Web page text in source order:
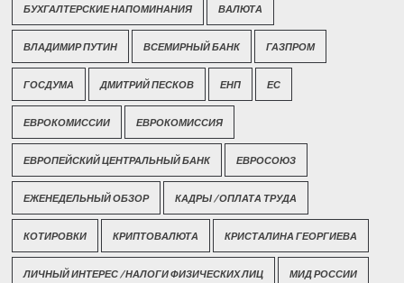
БУХГАЛТЕРСКИЕ НАПОМИНАНИЯ ВАЛЮТА
ВЛАДИМИР ПУТИН ВСЕМИРНЫЙ БАНК ГАЗПРОМ
ГОСДУМА ДМИТРИЙ ПЕСКОВ ЕНП ЕС
ЕВРОКОМИССИИ ЕВРОКОМИССИЯ
ЕВРОПЕЙСКИЙ ЦЕНТРАЛЬНЫЙ БАНК ЕВРОСОЮЗ
ЕЖЕНЕДЕЛЬНЫЙ ОБЗОР КАДРЫ / ОПЛАТА ТРУДА
КОТИРОВКИ КРИПТОВАЛЮТА КРИСТАЛИНА ГЕОРГИЕВА
ЛИЧНЫЙ ИНТЕРЕС / НАЛОГИ ФИЗИЧЕСКИХ ЛИЦ МИД РОССИИ